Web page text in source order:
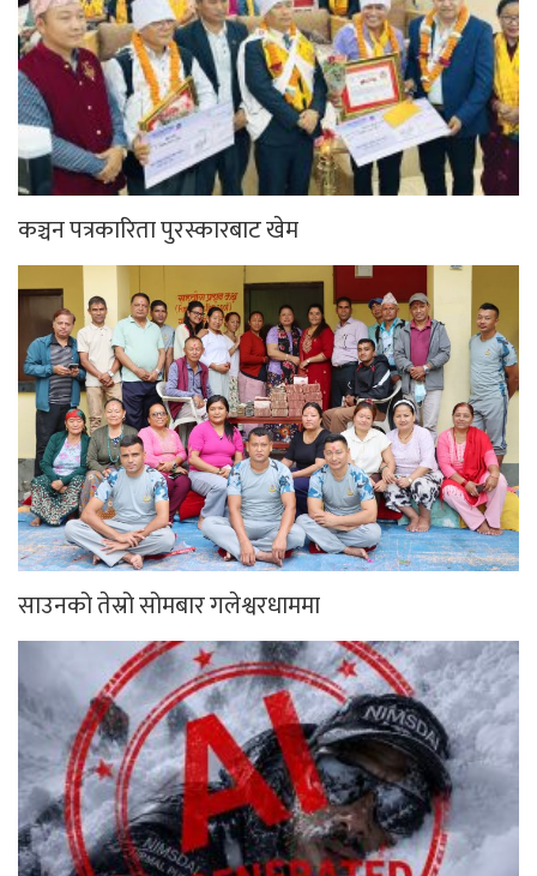
कञ्चन पत्रकारिता पुरस्कारबाट खेम
साउनको तेस्रो सोमबार गलेश्वरधाममा